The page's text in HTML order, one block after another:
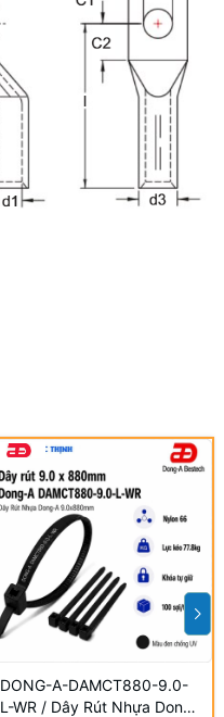
DONG-A-DAMCT880-9.0-
L-WR / Dây Rút Nhựa Dong-